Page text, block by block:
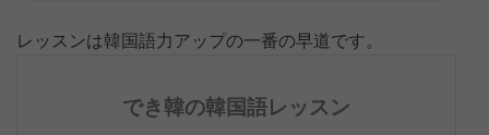
レッスンは韓国語力アップの一番の早道です。
でき韓の韓国語レッスン